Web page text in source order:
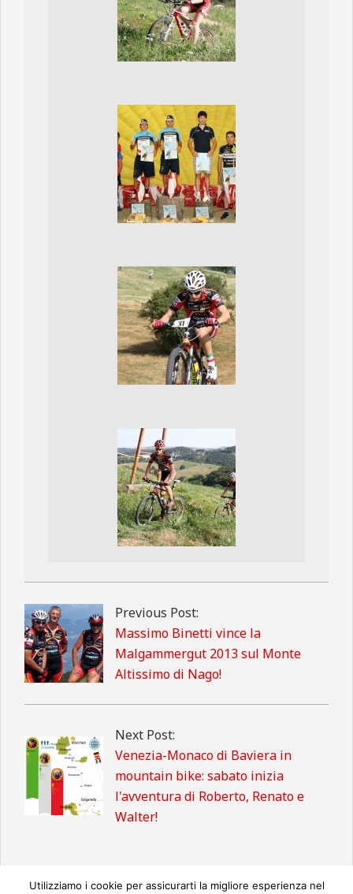
2013-
08-
05
Previous Post:
Massimo Binetti vince la
Malgammergut 2013 sul Monte
Altissimo di Nago!
Next Post:
Venezia-Monaco di Baviera in
mountain bike: sabato inizia
l'avventura di Roberto, Renato e
Walter!
Utilizziamo i cookie per assicurarti la migliore esperienza nel